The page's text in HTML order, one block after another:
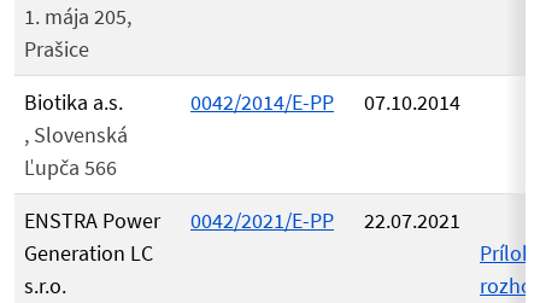
1. mája 205,
Prašice
Biotika a.s.
, Slovenská
Ľupča 566
0042/2014/E-PP 07.10.2014
ENSTRA Power
Generation LC
s.r.o.
0042/2021/E-PP
22.07.2021